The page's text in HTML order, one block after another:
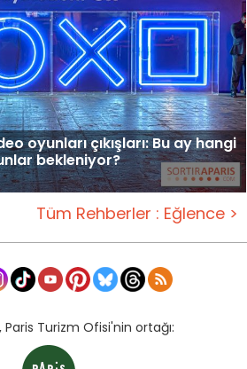
oyunları çıkışları: Bu ay hangi
bekleniyor?
Tüm Rehberler : Eğlence >
Paris Turizm Ofisi'nin ortağı: